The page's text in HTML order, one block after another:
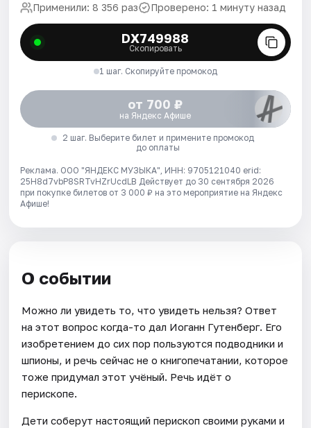
Применили: 8 356 раз Проверено: 1 минуту назад
DX749988
Скопировать
1 шаг. Скопируйте промокод
от 700 ₽
на Яндекс Афише
2 шаг. Выберите билет и примените промокод
до оплаты
Реклама. ООО "ЯНДЕКС МУЗЫКА", ИНН: 9705121040 erid:
25H8d7vbP8SRTvHZrUcdLB Действует до 30 сентября 2026
при покупке билетов от 3 000 ₽ на это мероприятие на Яндекс
Афише!
О событии
Можно ли увидеть то, что увидеть нельзя? Ответ
на этот вопрос когда-то дал Иоганн Гутенберг. Его
изобретением до сих пор пользуются подводники и
шпионы, и речь сейчас не о книгопечатании, которое
тоже придумал этот учёный. Речь идёт о
перископе.
Дети соберут настоящий перископ своими руками и